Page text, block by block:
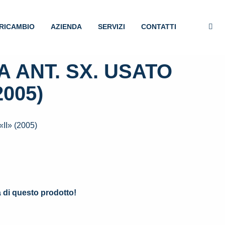
AZIENDA SERVIZI CONTATTI
ANT. SX. USATO
(2005)
di questo prodotto!